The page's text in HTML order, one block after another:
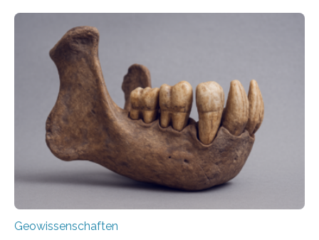
erzeugt durch Magma oder Gase, die sich durch
Schlote einen Weg nach oben bahnen? Jun.-Prof. Dr.
Miriam Christina Reiss, Vulkanseismologin an der
Johannes Gutenberg-Universität Mainz (JGU), und ihr
Team haben am Vulkan Oldoinyo Lengai in Tansania
solche Tremore lokalisiert. „Wir konnten die Tremore
nicht nur nachweisen, sondern ihren Ort in…
Geowissenschaften